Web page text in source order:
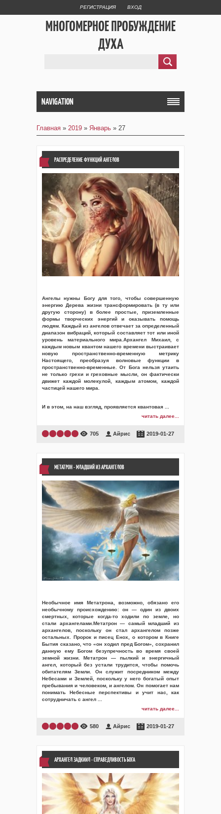
РЕГИСТРАЦИЯ ВХОД
МНОГОМЕРНОЕ ПРОБУЖДЕНИЕ
ДУХА
NAVIGATION
Главная » 2019 » Январь » 27
РАСПРЕДЕЛЕНИЕ ФУНКЦИЙ АНГЕЛОВ
Ангелы нужны Богу для того, чтобы совершенную
энергию Дерева жизни трансформировать (в ту или
другую сторону) в более простые, приземленные
формы творческих энергий и оказывать помощь
людям. Каждый из ангелов отвечает за определенный
диапазон вибраций, который составляет тот или иной
уровень материального мира.Архангел Михаил, с
каждым новым квантом нашего времени выстраивает
новую пространственно-временную метрику
Настоящего, преобразуя волновые функции в
пространственно-временные. От Бога нельзя утаить
не только грехи и греховные мысли, он фактически
движет каждой молекулой, каждым атомом, каждой
частицей нашего мира.
И в этом, на наш взгляд, проявляется квантовая
читать далее...
705 Айрис 2019-01-27
МЕТАТРОН - МЛАДШИЙ ИЗ АРХАНГЕЛОВ
Необычное имя Метатрона, возможно, обязано его
необычному происхождению: он — один из двоих
смертных, которые когда-то ходили по земле, но
стали архангелами.Метатрон — самый младший из
архангелов, поскольку он стал архангелом позже
остальных. Пророк и писец Енох, о котором в Книге
Бытия сказано, что «он ходил пред Богом», сохранил
данную ему Богом безупречность во время своей
земной жизни. Метатрон — пылкий и энергичный
ангел, который без устали трудится, чтобы помочь
обитателям Земли. Он служит посредником между
Небесами и Землей, поскольку у него богатый опыт
пребывания и человеком, и ангелом. Он помогает нам
понимать Небесные перспективы и учит нас, как
сотрудничать с ангел
читать далее...
580 Айрис 2019-01-27
АРХАНГЕЛ ЗАДКИИЛ - СПРАВЕДЛИВОСТЬ БОГА